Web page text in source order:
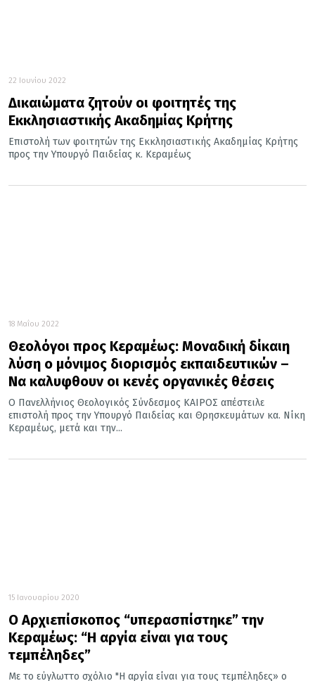
22 Ιουνίου 2022
Δικαιώματα ζητούν οι φοιτητές της
Εκκλησιαστικής Ακαδημίας Κρήτης
Επιστολή των φοιτητών της Εκκλησιαστικής Ακαδημίας Κρήτης
προς την Υπουργό Παιδείας κ. Κεραμέως
18 Μαΐου 2022
Θεολόγοι προς Κεραμέως: Μοναδική δίκαιη
λύση ο μόνιμος διορισμός εκπαιδευτικών –
Να καλυφθουν οι κενές οργανικές θέσεις
Ο Πανελλήνιος Θεολογικός Σύνδεσμος ΚΑΙΡΟΣ απέστειλε
επιστολή προς την Υπουργό Παιδείας και Θρησκευμάτων κα. Νίκη
Κεραμέως, μετά και την...
15 Ιανουαρίου 2020
Ο Αρχιεπίσκοπος “υπερασπίστηκε” την
Κεραμέως: “Η αργία είναι για τους
τεμπέληδες”
Με το εύγλωττο σχόλιο "Η αργία είναι για τους τεμπέληδες» ο